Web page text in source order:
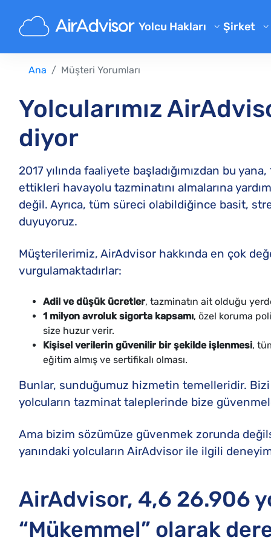
Yolcu Hakları
Uçuş Telafisi Hesaplayıcısı
Uçuş İptali Tazminatı
Geciken Bagaj Tazminatı
Havayolu Tazminatı
Havayolu Şikayetleri
Düzenlemeler
Şirket
Sıkça
Ana Müşteri Yorumları
Yolcularımız
diyor
2017 yılında faaliyete başladığımızdan bu
ettikleri havayolu tazminatını almalarına
değil. Ayrıca, tüm süreci olabildiğince basit,
duyuyoruz.
Müşterilerimiz, AirAdvisor hakkında en çok
vurgulamaktadırlar:
Adil ve düşük ücretler, tazminatın ait olduğu
1 milyon avroluk sigorta kapsamı, özel koruma
size huzur verir.
Kişisel verilerin güvenilir bir şekilde işlenmesi,
eğitim almış ve sertifikalı olması.
Bunlar, sunduğumuz hizmetin temelleridir.
yolcuların tazminat taleplerinde bize
Ama bizim sözümüze güvenmek zorunda
yanındaki yolcuların AirAdvisor ile ilgili
AirAdvisor, 4,6 26.906
“Mükemmel” olarak